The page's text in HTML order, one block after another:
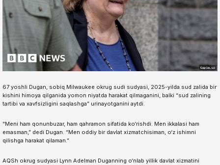
67 yoshli Dugan, sobiq Milwaukee okrug sudi sudyasi, 2025-yilda sud zalida bir
kishini himoya qilganida yomon niyatda harakat qilmaganini, balki “sud zalining
tartibi va xavfsizligini saqlashga” urinayotganini aytdi.
“Meni ham qonunbuzar, ham qahramon sifatida ko‘rishdi. Men ikkalasi ham
emasman,” dedi Dugan. “Men oddiy bir davlat xizmatchisiman, o‘z ishimni
qilishga harakat qilaman.”
AQSh okrug sudyasi Lynn Adelman Duganning o‘nlab yillik davlat xizmatini